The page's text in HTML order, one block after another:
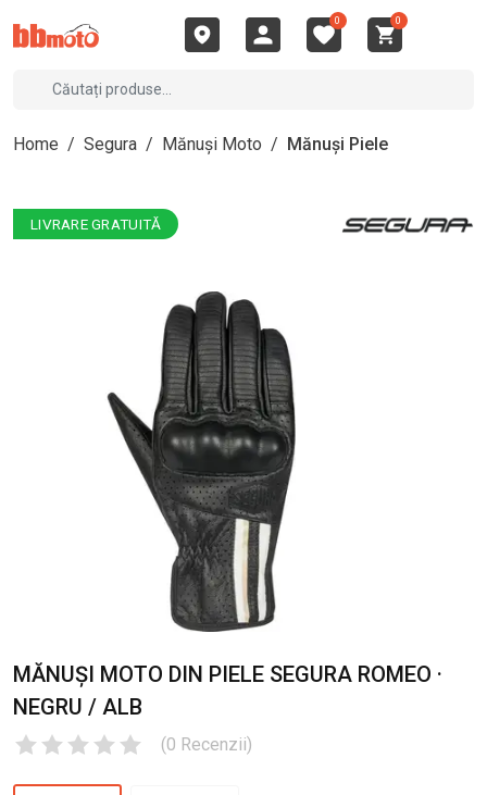
0 0
Home / Segura / Mănuși Moto / Mănuși Piele
LIVRARE GRATUITĂ
MĂNUȘI MOTO DIN PIELE SEGURA ROMEO ·
NEGRU / ALB
(0 Recenzii)